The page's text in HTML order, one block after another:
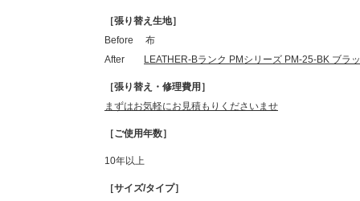
［張り替え生地］
Before 布
After
LEATHER-Bランク PMシリーズ PM-25-BK ブラ
［張り替え・修理費用］
まずはお気軽にお見積もりくださいませ
［ご使用年数］
10年以上
［サイズ/タイプ］